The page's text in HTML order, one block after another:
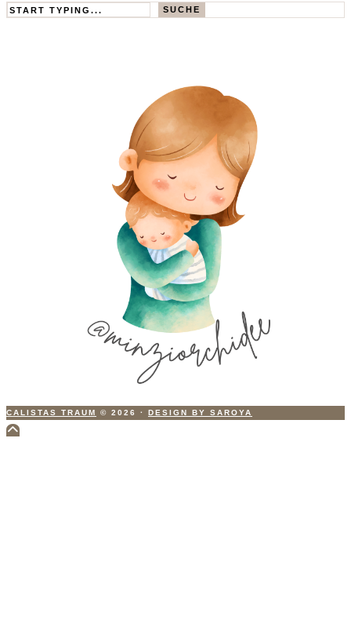
Search SUCHE
CALISTAS TRAUM © 2026 · DESIGN BY SAROYA
Scroll